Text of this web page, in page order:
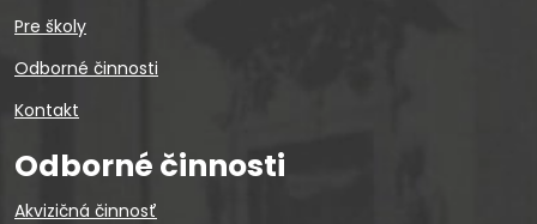
Pre školy
Odborné činnosti
Kontakt
Odborné činnosti
Akvizičná činnosť